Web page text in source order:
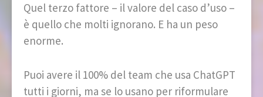
Quel terzo fattore – il valore del caso d’uso –
è quello che molti ignorano. E ha un peso
enorme.
Puoi avere il 100% del team che usa ChatGPT
tutti i giorni, ma se lo usano per riformulare